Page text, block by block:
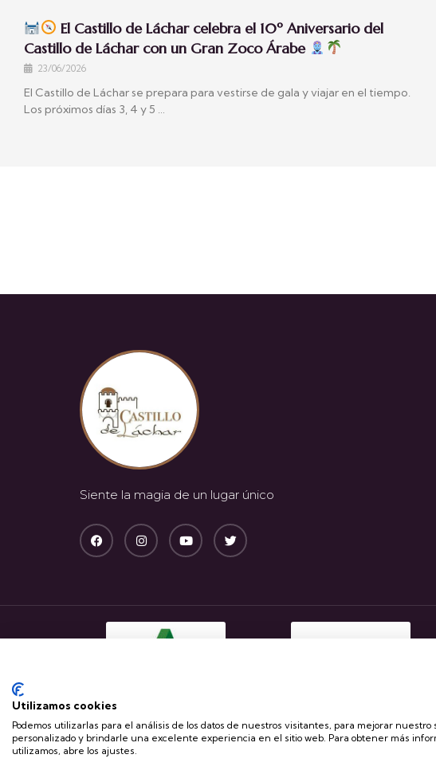
El Castillo de Láchar celebra el 10º Aniversario del
Castillo de Láchar con un Gran Zoco Árabe
23/06/2026
El Castillo de Láchar se prepara para vestirse de gala y viajar en el tiempo.
Los próximos días 3, 4 y 5 …
Siente la magia de un lugar único
Copyright © 2023 Castillo de Láchar – Todos los derechos reservados
Utilizamos cookies
Podemos utilizarlas para el análisis de los datos de nuestros visitantes, para mejorar nuestro
personalizado y brindarle una excelente experiencia en el sitio web. Para obtener más
utilizamos, abre los ajustes.